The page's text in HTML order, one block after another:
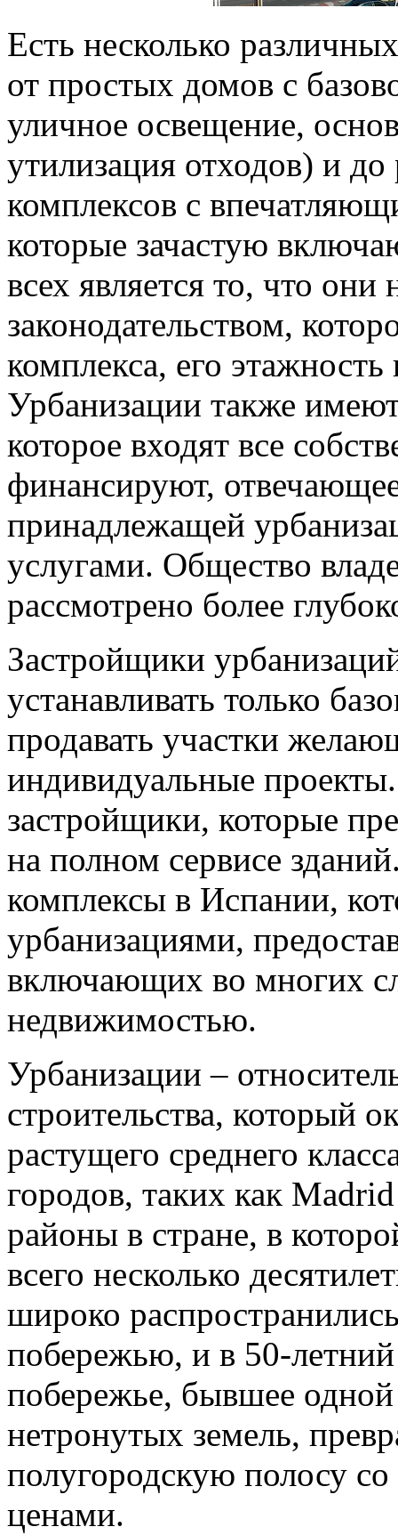
Есть несколько
от простых домов с
уличное освещение,
утилизация отходов) и
комплексов с
которые зачастую
всех является то, что
законодательством,
комплекса, его
Урбанизации также
которое входят все
финансируют,
принадлежащей
услугами. Общество
рассмотрено более
Застройщики
устанавливать только
продавать участки
индивидуальные
застройщики, которые
на полном сервисе
комплексы в Испании,
урбанизациями,
включающих во многих
недвижимостью.
Урбанизации –
строительства, который
растущего среднего
городов, таких как
районы в стране, в
всего несколько
широко
побережью, и в 50-
побережье, бывшее
нетронутых земель,
полугородскую полосу
ценами.